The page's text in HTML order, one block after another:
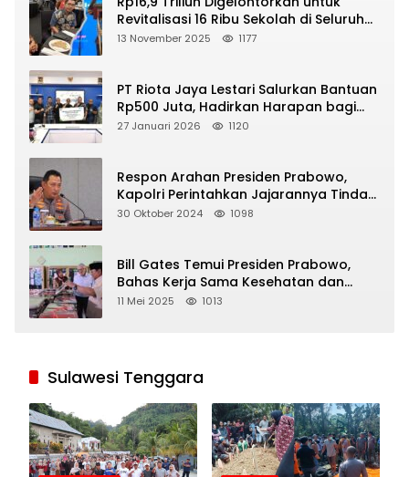
Revitalisasi 16 Ribu Sekolah di Seluruh
Indonesia
13 November 2025 1177
PT Riota Jaya Lestari Salurkan Bantuan
Rp500 Juta, Hadirkan Harapan bagi
Korban Bencana di Sumatera
27 Januari 2026 1120
Respon Arahan Presiden Prabowo,
Kapolri Perintahkan Jajarannya Tindak
Tegas Pelaku Judi Online
30 Oktober 2024 1098
Bill Gates Temui Presiden Prabowo,
Bahas Kerja Sama Kesehatan dan
Program Makan Bergizi Gratis
11 Mei 2025 1013
Sulawesi Tenggara